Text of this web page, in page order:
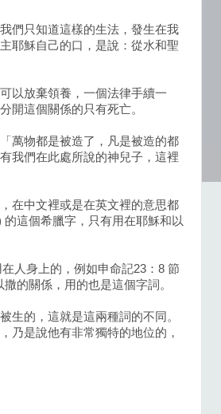
們只知道這樣的生法，發生在我
耶穌自己的口，是說：從水和聖
以放棄領養，一個法律手續一
開這個關係的只有死亡。
萬物都是被造了，凡是被造的都
我們在此處所說的神兒子，這裡
在中文裡或是在英文裡的意思都
這個希臘字，只有用在耶穌和以
人身上的，例如申命記23：8 節
的關係，用的也是這個字詞。
生的，這就是這兩種詞的不同。
乃是說他有非常獨特的地位的，